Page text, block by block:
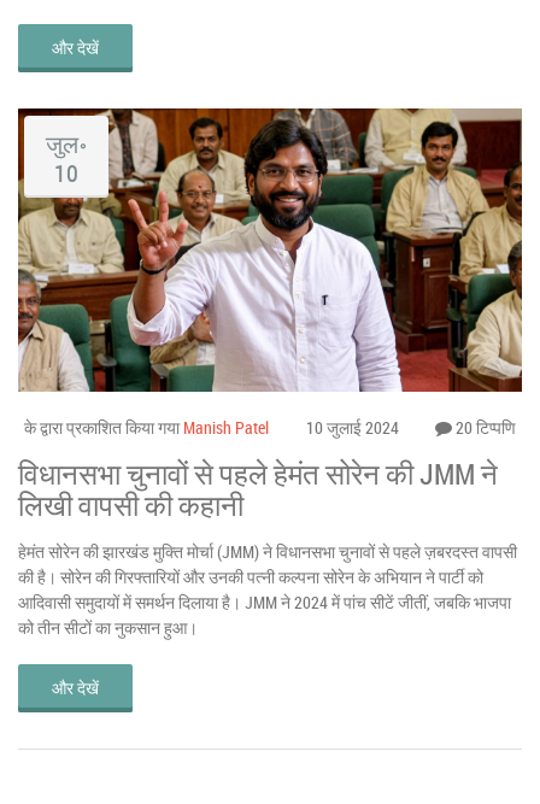
और देखें
जुल॰
10
के द्वारा प्रकाशित किया गया Manish Patel 10 जुलाई 2024 20 टिप्पणि
विधानसभा चुनावों से पहले हेमंत सोरेन की JMM ने
लिखी वापसी की कहानी
हेमंत सोरेन की झारखंड मुक्ति मोर्चा (JMM) ने विधानसभा चुनावों से पहले ज़बरदस्त वापसी
की है। सोरेन की गिरफ्तारियों और उनकी पत्नी कल्पना सोरेन के अभियान ने पार्टी को
आदिवासी समुदायों में समर्थन दिलाया है। JMM ने 2024 में पांच सीटें जीतीं, जबकि भाजपा
को तीन सीटों का नुकसान हुआ।
और देखें